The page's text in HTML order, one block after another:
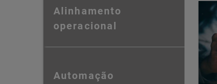
Alinhamento
operacional
Automação